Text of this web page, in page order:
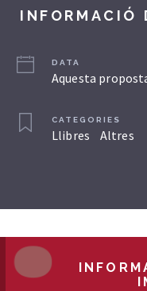
INFORMACIÓ
DATA
Aquesta
CATEGORIES
Llibres Altres